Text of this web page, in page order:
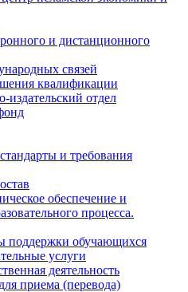
и дистанционного
связей
квалификации
издательский отдел
и требования
обеспечение и
процесса.
поддержки обучающихся
услуги
деятельность
приема (перевода)